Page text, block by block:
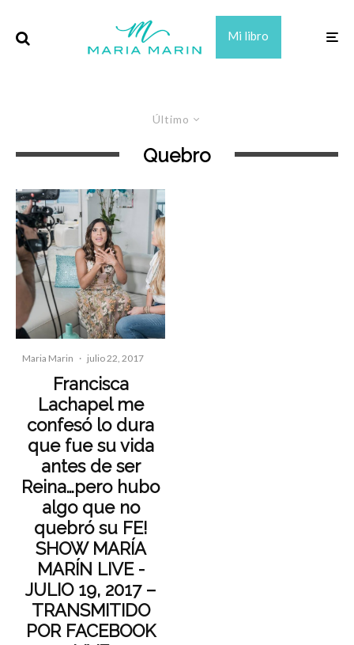
Mi libro
Último
Quebro
Maria Marin · julio 22, 2017
Francisca
Lachapel me
confesó lo dura
que fue su vida
antes de ser
Reina…pero hubo
algo que no
quebró su FE!
SHOW MARÍA
MARÍN LIVE -
JULIO 19, 2017 –
TRANSMITIDO
POR FACEBOOK